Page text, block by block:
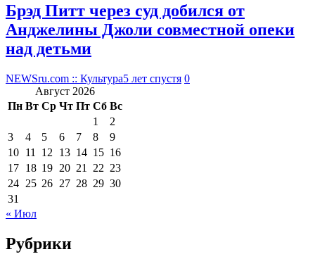
Брэд Питт через суд добился от
Анджелины Джоли совместной опеки
над детьми
NEWSru.com :: Культура5 лет спустя 0
Август 2026
Пн Вт Ср Чт Пт Сб Вс
1
2
3
4 5 6 7 8
9
10 11 12 13 14 15 16
17 18 19 20 21 22 23
24 25 26 27 28 29 30
31
« Июл
Рубрики